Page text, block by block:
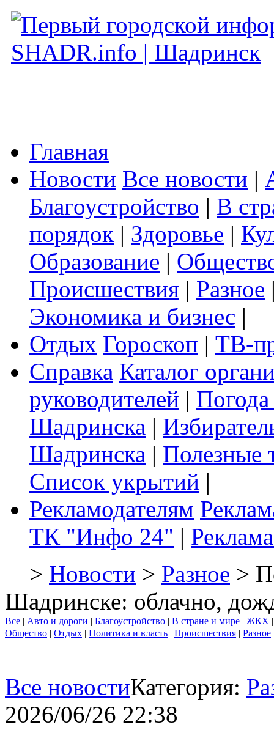
Главная
Новости Все новости |
Благоустройство | В
порядок | Здоровье |
Образование |
Происшествия | Разное
Экономика и бизнес |
Отдых Гороскоп | ТВ-
Справка Каталог
руководителей |
Шадринска |
Шадринска | Полезные
Список укрытий |
Рекламодателям
ТК "Инфо 24" |
> Новости > Разное >
Шадринске: облачно,
Все | Авто и дороги | Благоустройство | В стране и мире | ЖКХ
Общество | Отдых | Политика и власть | Происшествия | Разное
Все новостиКатегория:
2026/06/26 22:38